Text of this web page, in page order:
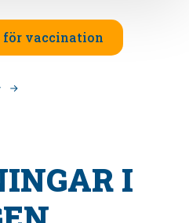
för vaccination
I